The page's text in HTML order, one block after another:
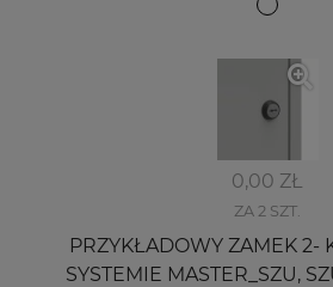
0,00 ZŁ
ZA 2 SZT.
PRZYKŁADOWY ZAMEK 2-
SYSTEMIE MASTER_SZU,